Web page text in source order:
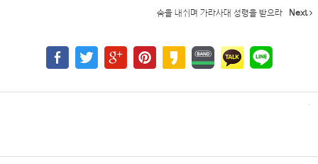
숨을 내쉬며 가라사대 성령을 받으라 Next